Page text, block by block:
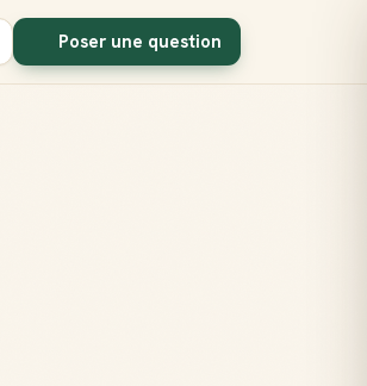
Poser une question